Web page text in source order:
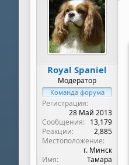
а
Royal Spaniel
Модератор
Команда форума
Регистрация
28 Май 2013
Сообщения
13,179
Реакции
2,885
Местоположение
г. Минск
Имя
Тамара